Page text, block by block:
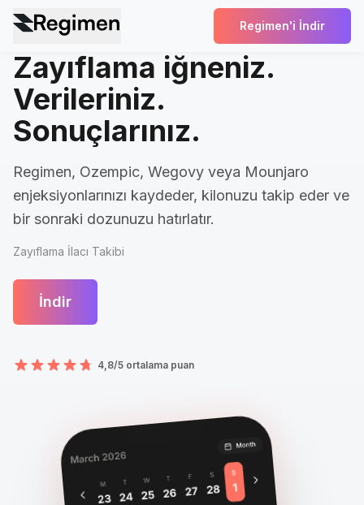
Regimen'i İndir
Zayıflama iğneniz.
Verileriniz.
Sonuçlarınız.
Regimen, Ozempic, Wegovy veya Mounjaro
enjeksiyonlarınızı kaydeder, kilonuzu takip eder ve
bir sonraki dozunuzu hatırlatır.
Zayıflama İlacı Takibi
İndir
4,8/5 ortalama puan